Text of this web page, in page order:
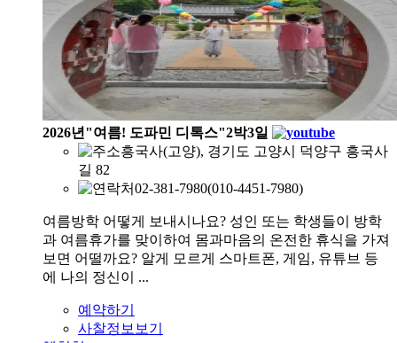
2026년"여름! 도파민 디톡스"2박3일
흥국사(고양), 경기도 고양시 덕양구 흥국사
길 82
02-381-7980(010-4451-7980)
여름방학 어떻게 보내시나요? 성인 또는 학생들이 방학
과 여름휴가를 맞이하여 몸과마음의 온전한 휴식을 가져
보면 어떨까요? 알게 모르게 스마트폰, 게임, 유튜브 등
에 나의 정신이 ...
예약하기
사찰정보보기